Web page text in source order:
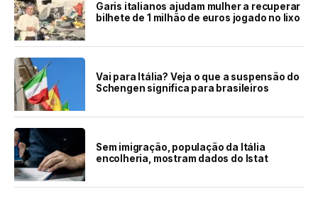
Garis italianos ajudam mulher a recuperar
bilhete de 1 milhão de euros jogado no lixo
Vai para Itália? Veja o que a suspensão do
Schengen significa para brasileiros
Sem imigração, população da Itália
encolheria, mostram dados do Istat